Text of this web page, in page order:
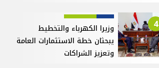
4
وزيرا الكهرباء والتخطيط
يبحثان خطة الاستثمارات العامة
وتعزيز الشراكات